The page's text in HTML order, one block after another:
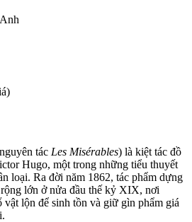
tác Les Misérables) là kiệt tác đồ
Hugo, một trong những tiểu thuyết
loại. Ra đời năm 1862, tác phẩm dựng
lớn ở nửa đầu thế kỷ XIX, nơi
lộn để sinh tồn và giữ gìn phẩm giá